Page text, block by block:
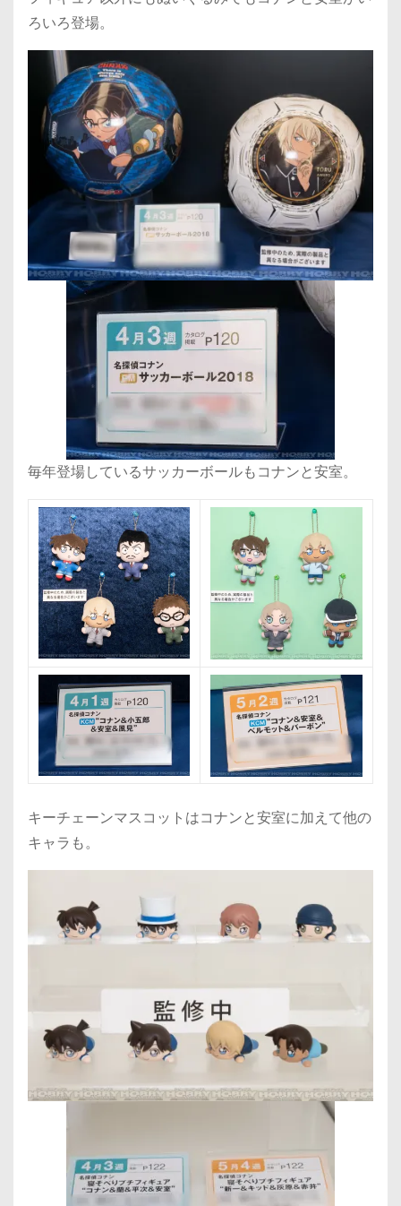
ろいろ登場。
毎年登場しているサッカーボールもコナンと安室。
キーチェーンマスコットはコナンと安室に加えて他の
キャラも。